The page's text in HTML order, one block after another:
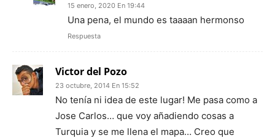
15 enero, 2020 En 19:44
Una pena, el mundo es taaaan hermonso
Respuesta
Victor del Pozo
23 octubre, 2014 En 15:52
No tenía ni idea de este lugar! Me pasa como a
Jose Carlos… que voy añadiendo cosas a
Turquia y se me llena el mapa… Creo que